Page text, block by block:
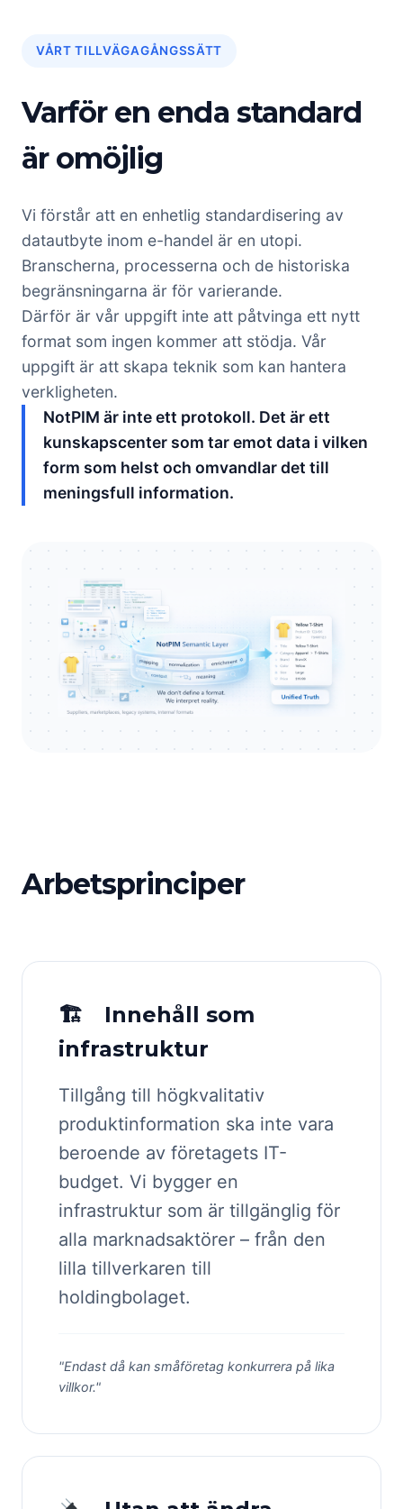
VÅRT TILLVÄGAGÅNGSSÄTT
Varför en enda standard
är omöjlig
Vi förstår att en enhetlig standardisering av
datautbyte inom e-handel är en utopi.
Branscherna, processerna och de historiska
begränsningarna är för varierande.
Därför är vår uppgift inte att påtvinga ett nytt
format som ingen kommer att stödja. Vår
uppgift är att skapa teknik som kan hantera
verkligheten.
NotPIM är inte ett protokoll. Det är ett
kunskapscenter som tar emot data i vilken
form som helst och omvandlar det till
meningsfull information.
Arbetsprinciper
🏗 Innehåll som
infrastruktur
Tillgång till högkvalitativ
produktinformation ska inte vara
beroende av företagets IT-
budget. Vi bygger en
infrastruktur som är tillgänglig för
alla marknadsaktörer – från den
lilla tillverkaren till
holdingbolaget.
"Endast då kan småföretag konkurrera på lika
villkor."